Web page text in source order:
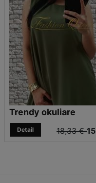
Trendy okuliare
18,33 €
Detail